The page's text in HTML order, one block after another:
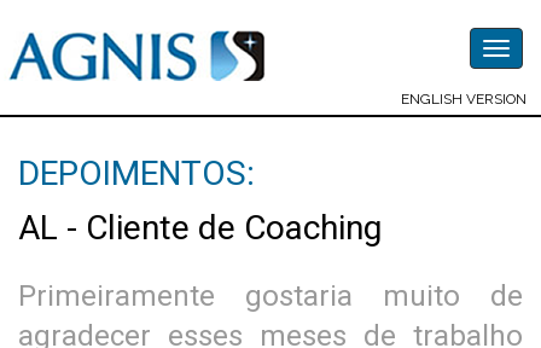
ENGLISH VERSION
DEPOIMENTOS:
AL - Cliente de Coaching
Primeiramente gostaria muito de
agradecer esses meses de trabalho